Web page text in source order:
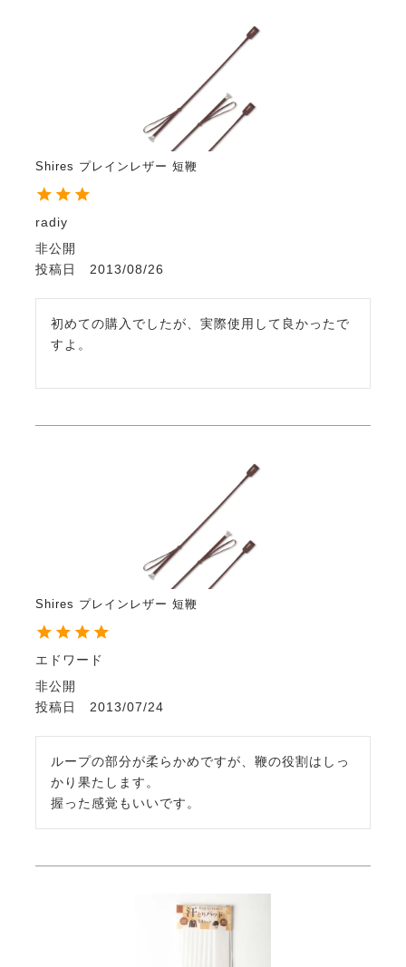
Shires プレインレザー 短鞭
radiy
非公開
投稿日
2013/08/26
初めての購入でしたが、実際使用して良かったで
すよ。
Shires プレインレザー 短鞭
エドワード
非公開
投稿日
2013/07/24
ループの部分が柔らかめですが、鞭の役割はしっ
かり果たします。
握った感覚もいいです。